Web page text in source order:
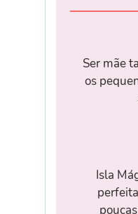
Ser mãe
os
Isla